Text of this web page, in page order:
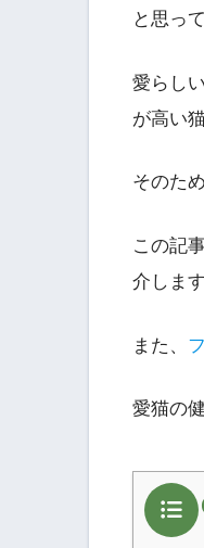
と思っ
愛らし
が高い
そのた
この記
介します
また、
愛猫の